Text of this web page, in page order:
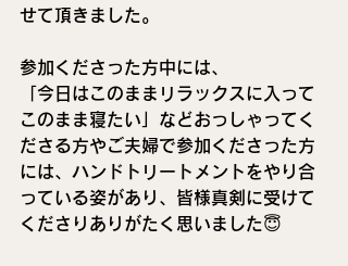
せて頂きました。
参加くださった方中には、
「今日はこのままリラックスに入って
このまま寝たい」などおっしゃってく
ださる方やご夫婦で参加くださった方
には、ハンドトリートメントをやり合
っている姿があり、皆様真剣に受けて
くださりありがたく思いました😇